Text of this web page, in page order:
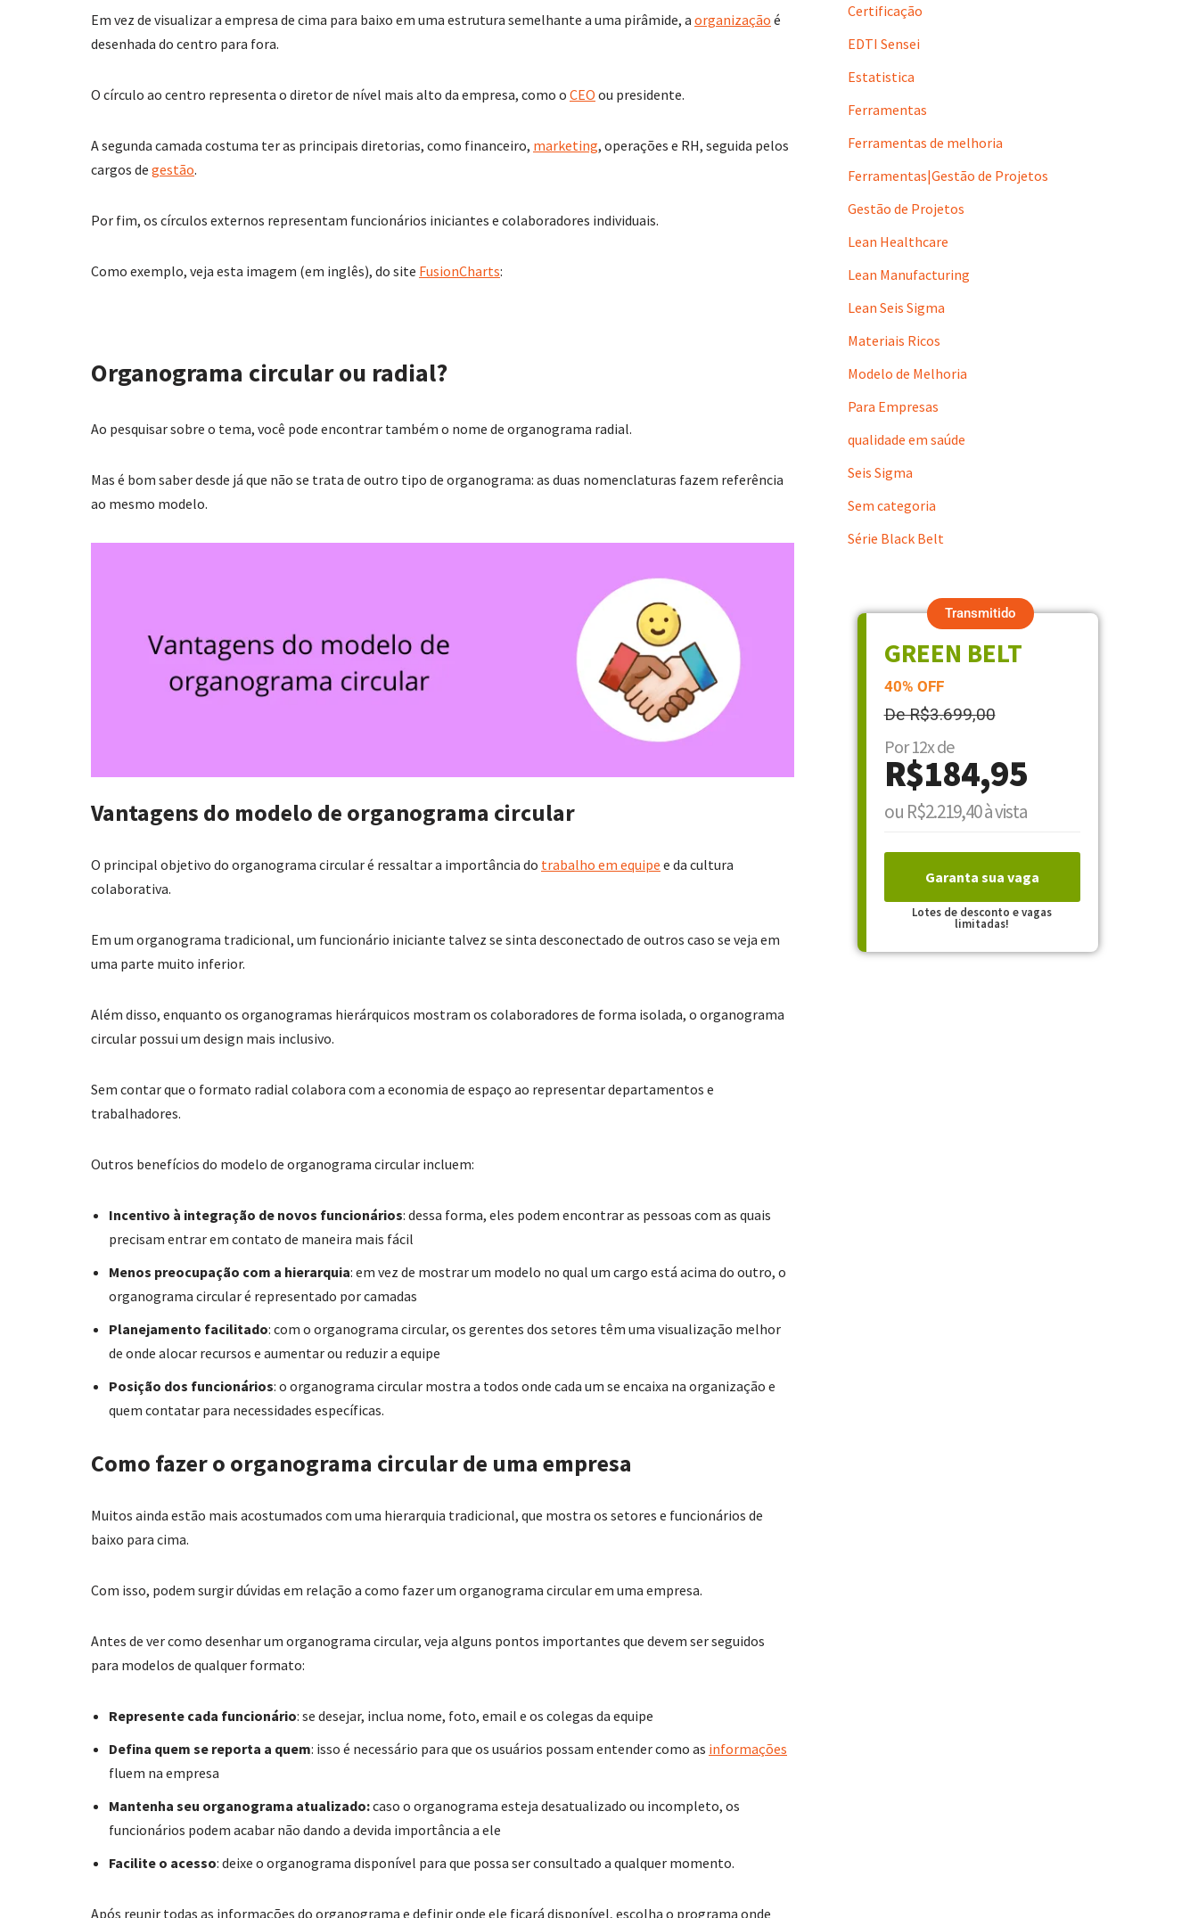
Em vez de visualizar a empresa de cima para baixo em uma estrutura semelhante a uma pirâmide, a organização é
desenhada do centro para fora.
O círculo ao centro representa o diretor de nível mais alto da empresa, como o CEO ou presidente.
A segunda camada costuma ter as principais diretorias, como financeiro, marketing, operações e RH, seguida pelos
cargos de gestão.
Por fim, os círculos externos representam funcionários iniciantes e colaboradores individuais.
Como exemplo, veja esta imagem (em inglês), do site FusionCharts:
Organograma circular ou radial?
Ao pesquisar sobre o tema, você pode encontrar também o nome de organograma radial.
Mas é bom saber desde já que não se trata de outro tipo de organograma: as duas nomenclaturas fazem referência
ao mesmo modelo.
Vantagens do modelo de organograma circular
O principal objetivo do organograma circular é ressaltar a importância do trabalho em equipe e da cultura
colaborativa.
Em um organograma tradicional, um funcionário iniciante talvez se sinta desconectado de outros caso se veja em
uma parte muito inferior.
Além disso, enquanto os organogramas hierárquicos mostram os colaboradores de forma isolada, o organograma
circular possui um design mais inclusivo.
Sem contar que o formato radial colabora com a economia de espaço ao representar departamentos e
trabalhadores.
Outros benefícios do modelo de organograma circular incluem:
Incentivo à integração de novos funcionários: dessa forma, eles podem encontrar as pessoas com as quais
precisam entrar em contato de maneira mais fácil
Menos preocupação com a hierarquia: em vez de mostrar um modelo no qual um cargo está acima do outro, o
organograma circular é representado por camadas
Planejamento facilitado: com o organograma circular, os gerentes dos setores têm uma visualização melhor
de onde alocar recursos e aumentar ou reduzir a equipe
Posição dos funcionários: o organograma circular mostra a todos onde cada um se encaixa na organização e
quem contatar para necessidades específicas.
Como fazer o organograma circular de uma empresa
Muitos ainda estão mais acostumados com uma hierarquia tradicional, que mostra os setores e funcionários de
baixo para cima.
Com isso, podem surgir dúvidas em relação a como fazer um organograma circular em uma empresa.
Antes de ver como desenhar um organograma circular, veja alguns pontos importantes que devem ser seguidos
para modelos de qualquer formato:
Represente cada funcionário: se desejar, inclua nome, foto, email e os colegas da equipe
Defina quem se reporta a quem: isso é necessário para que os usuários possam entender como as informações
fluem na empresa
Mantenha seu organograma atualizado:caso o organograma esteja desatualizado ou incompleto, os
funcionários podem acabar não dando a devida importância a ele
Facilite o acesso: deixe o organograma disponível para que possa ser consultado a qualquer momento.
Após reunir todas as informações do organograma e definir onde ele ficará disponível, escolha o programa onde
Certificação
EDTI Sensei
Estatistica
Ferramentas
Ferramentas de melhoria
Ferramentas|Gestão de Projetos
Gestão de Projetos
Lean Healthcare
Lean Manufacturing
Lean Seis Sigma
Materiais Ricos
Modelo de Melhoria
Para Empresas
qualidade em saúde
Seis Sigma
Sem categoria
Série Black Belt
Transmitido
GREEN BELT
40% OFF
De R$3.699,00
Por 12x de
R$184,95
ou R$2.219,40 à vista
Garanta sua vaga
Lotes de desconto e vagas
limitadas!